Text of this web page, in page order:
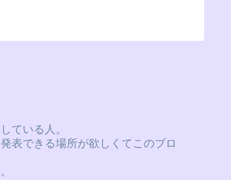
ている人。
表できる場所が欲しくてこのブロ